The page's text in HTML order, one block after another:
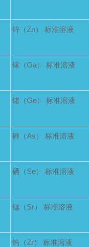
锌（Zn） 标准溶液
镓（Ga） 标准溶液
锗（Ge） 标准溶液
砷（As） 标准溶液
硒（Se） 标准溶液
锶（Sr） 标准溶液
锆（Zr） 标准溶液